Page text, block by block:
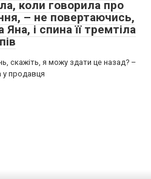
коли говорила про
– не повертаючись,
Яна, і спина її тремтіла
скажіть, я можу здати це назад? –
у продавця